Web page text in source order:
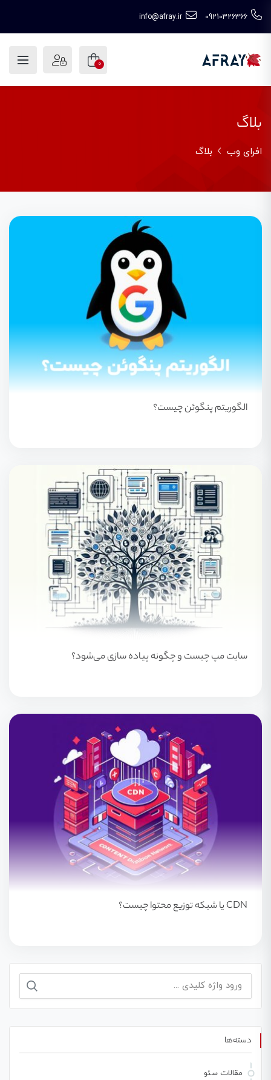
09210326366
info@afray.ir
0
بلاگ
افرای وب بلاگ
الگوریتم پنگوئن چیست؟
سایت مپ چیست و چگونه پیاده سازی می‌شود؟
CDN یا شبکه توزیع محتوا چیست؟
جستجو
دسته‌ها
مقالات سئو